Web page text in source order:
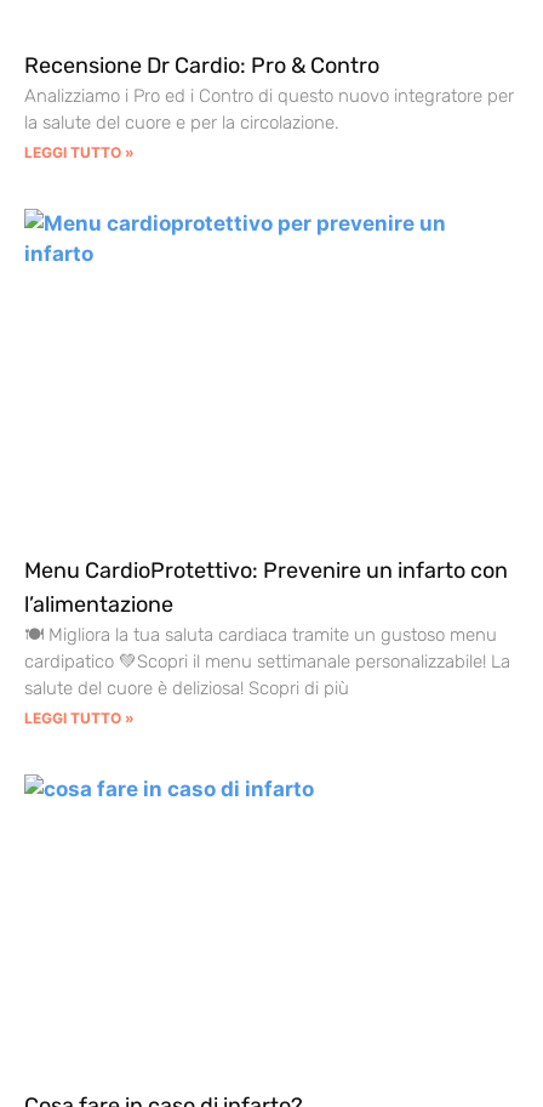
Recensione Dr Cardio: Pro & Contro
Analizziamo i Pro ed i Contro di questo nuovo integratore per
la salute del cuore e per la circolazione.
LEGGI TUTTO »
Menu CardioProtettivo: Prevenire un infarto con
l’alimentazione
🍽️ Migliora la tua saluta cardiaca tramite un gustoso menu
cardipatico 💚Scopri il menu settimanale personalizzabile! La
salute del cuore è deliziosa! Scopri di più
LEGGI TUTTO »